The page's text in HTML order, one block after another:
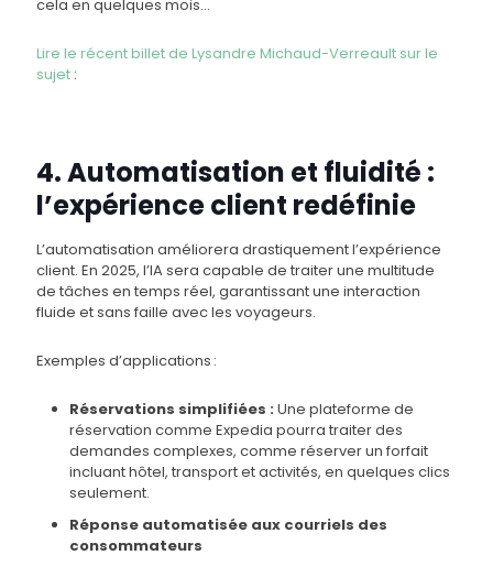
cela en quelques mois…
Lire le récent billet de Lysandre Michaud-Verreault sur le
sujet :
4. Automatisation et fluidité :
l’expérience client redéfinie
L’automatisation améliorera drastiquement l’expérience
client. En 2025, l’IA sera capable de traiter une multitude
de tâches en temps réel, garantissant une interaction
fluide et sans faille avec les voyageurs.
Exemples d’applications :
Réservations simplifiées :Une plateforme de
réservation comme Expedia pourra traiter des
demandes complexes, comme réserver un forfait
incluant hôtel, transport et activités, en quelques clics
seulement.
Réponse automatisée aux courriels des
consommateurs